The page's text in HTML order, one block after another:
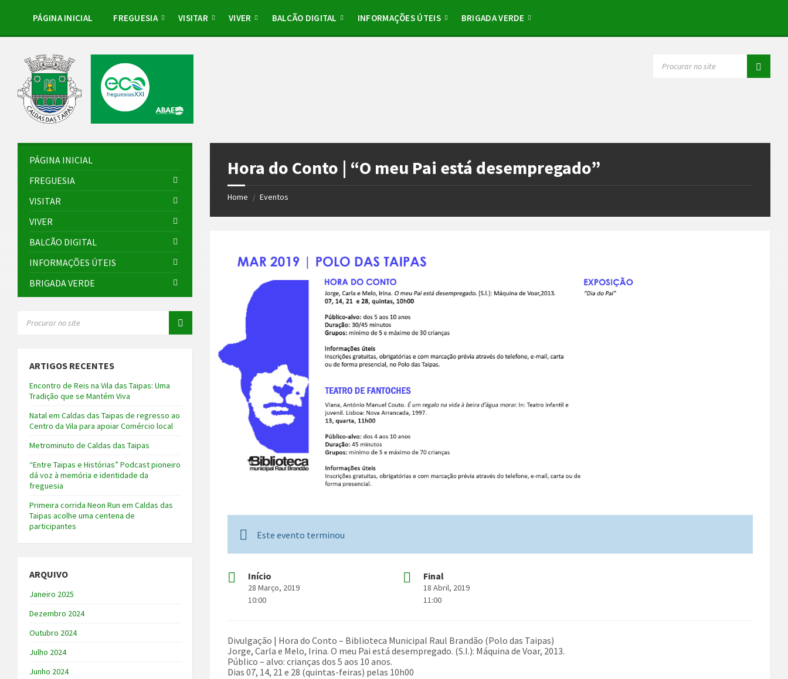
sidebar
PÁGINA INICIAL FREGUESIA VISITAR VIVER BALCÃO DIGITAL INFORMAÇÕES ÚTEIS BRIGADA VERDE
Hora do Conto | “O meu Pai está desempregado”
Home / Eventos
Este evento terminou
Início
28 Março, 2019
10:00
Final
18 Abril, 2019
11:00
Divulgação | Hora do Conto – Biblioteca Municipal Raul Brandão (Polo das Taipas)
Jorge, Carla e Melo, Irina. O meu Pai está desempregado. (S.I.): Máquina de Voar, 2013.
Público – alvo: crianças dos 5 aos 10 anos.
Dias 07, 14, 21 e 28 (quintas-feiras) pelas 10h00
PÁGINA INICIAL
FREGUESIA
VISITAR
VIVER
BALCÃO DIGITAL
INFORMAÇÕES ÚTEIS
BRIGADA VERDE
ARTIGOS RECENTES
Encontro de Reis na Vila das Taipas: Uma
Tradição que se Mantém Viva
Natal em Caldas das Taipas de regresso ao
Centro da Vila para apoiar Comércio local
Metrominuto de Caldas das Taipas
“Entre Taipas e Histórias” Podcast pioneiro
dá voz à memória e identidade da
freguesia
Primeira corrida Neon Run em Caldas das
Taipas acolhe uma centena de
participantes
ARQUIVO
Janeiro 2025
Dezembro 2024
Outubro 2024
Julho 2024
Junho 2024